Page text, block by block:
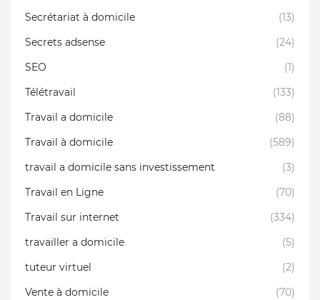
Secrétariat à domicile
(13)
Secrets adsense
(24)
SEO
(1)
Télétravail
(133)
Travail a domicile
(88)
Travail à domicile
(589)
travail a domicile sans investissement
(3)
Travail en Ligne
(70)
Travail sur internet
(334)
travailler a domicile
(5)
tuteur virtuel
(2)
Vente à domicile
(70)